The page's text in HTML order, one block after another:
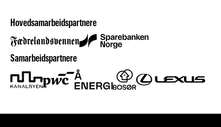
Hovedsamarbeidspartnere
Samarbeidspartnere